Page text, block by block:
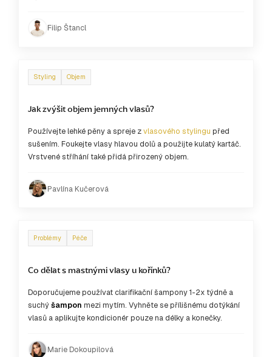
Filip Štancl
Styling Objem
Jak zvýšit objem jemných vlasů?
Používejte lehké pěny a spreje zvlasového stylingu před
sušením. Foukejte vlasy hlavou dolů a použijte kulatý kartáč.
Vrstvené stříhání také přidá přirozený objem.
Pavlína Kučerová
Problémy Péče
Co dělat s mastnými vlasy u kořínků?
Doporučujeme používat clarifikační šampony 1-2x týdně a
suchýšampon mezi mytím. Vyhněte se přílišnému dotýkání
vlasů a aplikujte kondicionér pouze na délky a konečky.
Marie Dokoupilová